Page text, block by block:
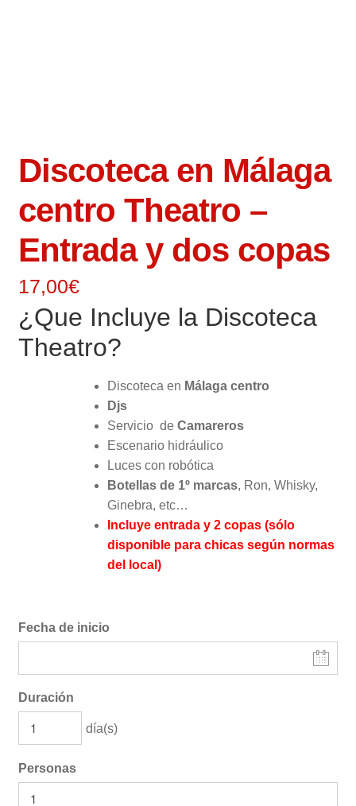
Discoteca en Málaga
centro Theatro –
Entrada y dos copas
17,00€
¿Que Incluye la Discoteca
Theatro?
Discoteca en Málaga centro
Djs
Servicio deCamareros
Escenario hidráulico
Luces con robótica
Botellas de 1º marcas, Ron, Whisky,
Ginebra, etc…
Incluye entrada y 2 copas (sólo
disponible para chicas según normas
del local)
Fecha de inicio
Duración
día(s)
Personas